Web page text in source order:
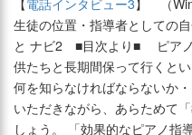
【電話インタビュー3】 （
生徒の位置・指導者としての
と ナビ2 ■目次より■ ピアノ
供たちと長期間保って行くと
何を知らなければならないか
いただきながら、あらためて
しょう。 「効果的なピアノ指